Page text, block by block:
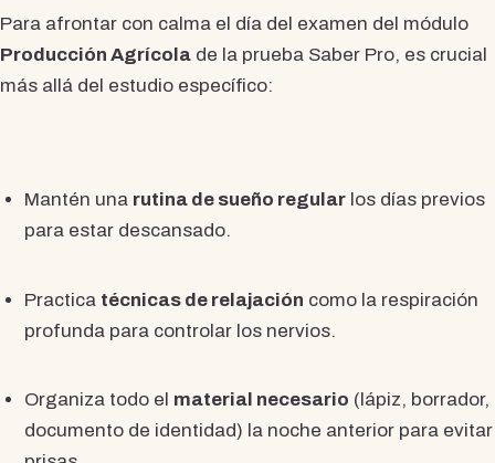
Para afrontar con calma el día del examen del módulo
Producción Agrícola de la prueba Saber Pro, es crucial
más allá del estudio específico:
Mantén una rutina de sueño regularlos días previos
para estar descansado.
Practica técnicas de relajación como la respiración
profunda para controlar los nervios.
Organiza todo el material necesario (lápiz, borrador,
documento de identidad) la noche anterior para evitar